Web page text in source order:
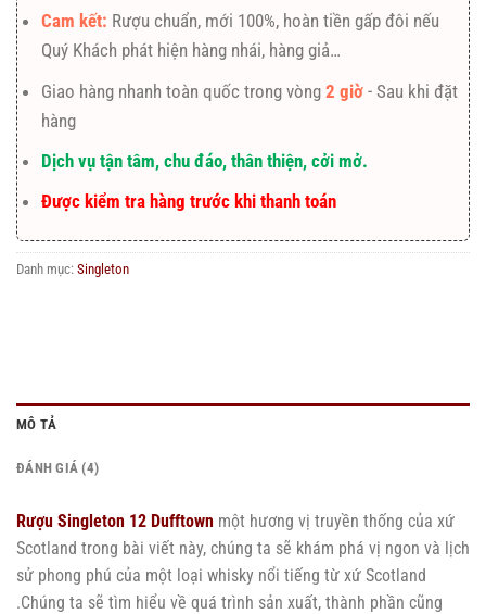
Cam kết: Rượu chuẩn, mới 100%, hoàn tiền gấp đôi nếu
Quý Khách phát hiện hàng nhái, hàng giả…
Giao hàng nhanh toàn quốc trong vòng2 giờ - Sau khi đặt
hàng
Dịch vụ tận tâm, chu đáo, thân thiện, cởi mở.
Được kiểm tra hàng trước khi thanh toán
Danh mục: Singleton
MÔ TẢ
ĐÁNH GIÁ (4)
Rượu Singleton 12 Dufftown một hương vị truyền thống của xứ
Scotland trong bài viết này, chúng ta sẽ khám phá vị ngon và lịch
sử phong phú của một loại whisky nổi tiếng từ xứ Scotland
.Chúng ta sẽ tìm hiểu về quá trình sản xuất, thành phần cũng